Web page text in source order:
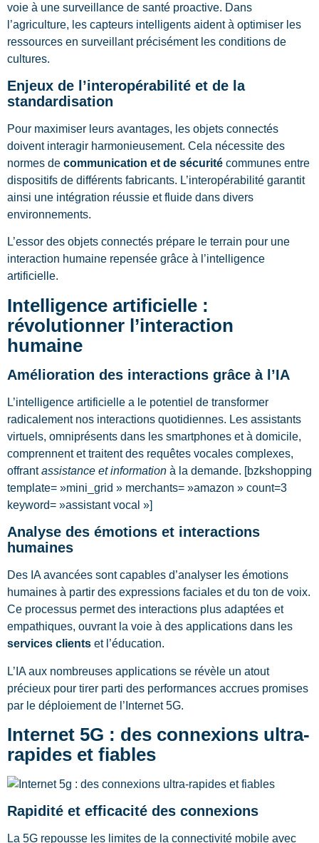
voie à une surveillance de santé proactive. Dans
l’agriculture, les capteurs intelligents aident à optimiser les
ressources en surveillant précisément les conditions de
cultures.
Enjeux de l’interopérabilité et de la
standardisation
Pour maximiser leurs avantages, les objets connectés
doivent interagir harmonieusement. Cela nécessite des
normes de communication et de sécurité communes entre
dispositifs de différents fabricants. L’interopérabilité garantit
ainsi une intégration réussie et fluide dans divers
environnements.
L’essor des objets connectés prépare le terrain pour une
interaction humaine repensée grâce à l’intelligence
artificielle.
Intelligence artificielle :
révolutionner l’interaction
humaine
Amélioration des interactions grâce à l’IA
L’intelligence artificielle a le potentiel de transformer
radicalement nos interactions quotidiennes. Les assistants
virtuels, omniprésents dans les smartphones et à domicile,
comprennent et traitent des requêtes vocales complexes,
offrantassistance et information à la demande. [bzkshopping
template= »mini_grid » merchants= »amazon » count=3
keyword= »assistant vocal »]
Analyse des émotions et interactions
humaines
Des IA avancées sont capables d’analyser les émotions
humaines à partir des expressions faciales et du ton de voix.
Ce processus permet des interactions plus adaptées et
empathiques, ouvrant la voie à des applications dans les
services clients et l’éducation.
L’IA aux nombreuses applications se révèle un atout
précieux pour tirer parti des performances accrues promises
par le déploiement de l’Internet 5G.
Internet 5G : des connexions ultra-
rapides et fiables
Rapidité et efficacité des connexions
La 5G repousse les limites de la connectivité mobile avec